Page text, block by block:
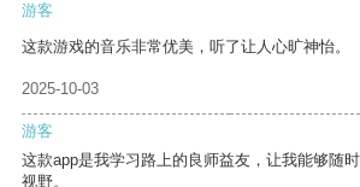
游客
这款游戏的音乐非常优美，听了让人心旷神怡。
2025-10-03
游客
这款app是我学习路上的良师益友，让我能够随
视野。